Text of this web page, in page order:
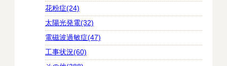
花粉症(24)
太陽光発電(32)
電磁波過敏症(47)
工事状況(60)